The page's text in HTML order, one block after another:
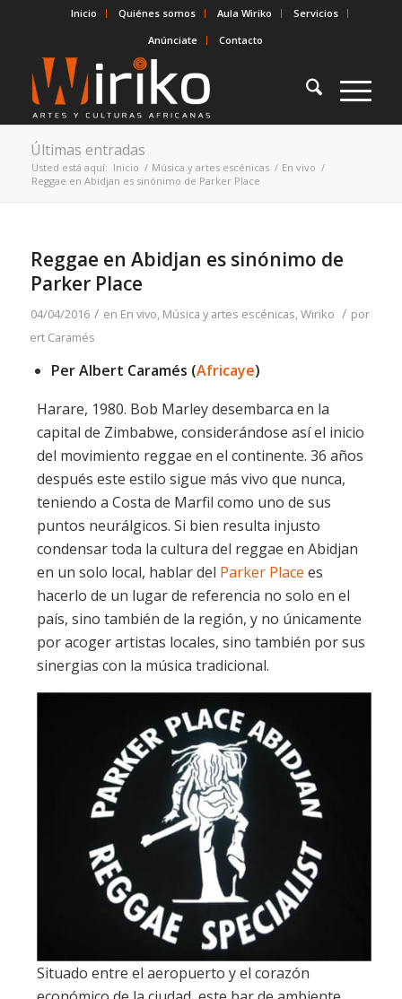
Inicio Quiénes somos Aula Wiriko
Servicios
Anúnciate
Contacto
Últimas entradas
Usted está aquí: Inicio / Música y artes escénicas / En vivo /
Reggae en Abidjan es sinónimo de Parker Place
Reggae en Abidjan es sinónimo de
Parker Place
04/04/2016 / en En vivo, Música y artes escénicas,Wiriko / por
Albert Caramés
Per Albert Caramés (Africaye)
Harare, 1980. Bob Marley desembarca en la
capital de Zimbabwe, considerándose así el inicio
del movimiento reggae en el continente. 36 años
después este estilo sigue más vivo que nunca,
teniendo a Costa de Marfil como uno de sus
puntos neurálgicos. Si bien resulta injusto
condensar toda la cultura del reggae en Abidjan
en un solo local, hablar del Parker Place es
hacerlo de un lugar de referencia no solo en el
país, sino también de la región, y no únicamente
por acoger artistas locales, sino también por sus
sinergias con la música tradicional.
Situado entre el aeropuerto y el corazón